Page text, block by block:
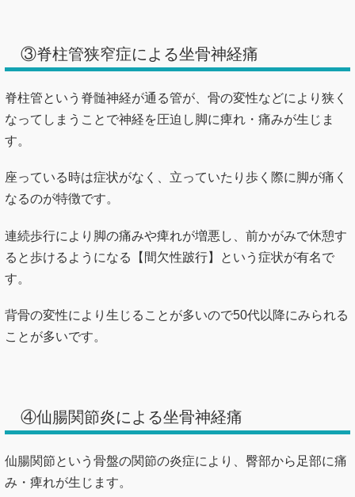
③脊柱管狭窄症による坐骨神経痛
脊柱管という脊髄神経が通る管が、骨の変性などにより狭く
なってしまうことで神経を圧迫し脚に痺れ・痛みが生じま
す。
座っている時は症状がなく、立っていたり歩く際に脚が痛く
なるのが特徴です。
連続歩行により脚の痛みや痺れが増悪し、前かがみで休憩す
ると歩けるようになる【間欠性跛行】という症状が有名で
す。
背骨の変性により生じることが多いので50代以降にみられる
ことが多いです。
④仙腸関節炎による坐骨神経痛
仙腸関節という骨盤の関節の炎症により、臀部から足部に痛
み・痺れが生じます。